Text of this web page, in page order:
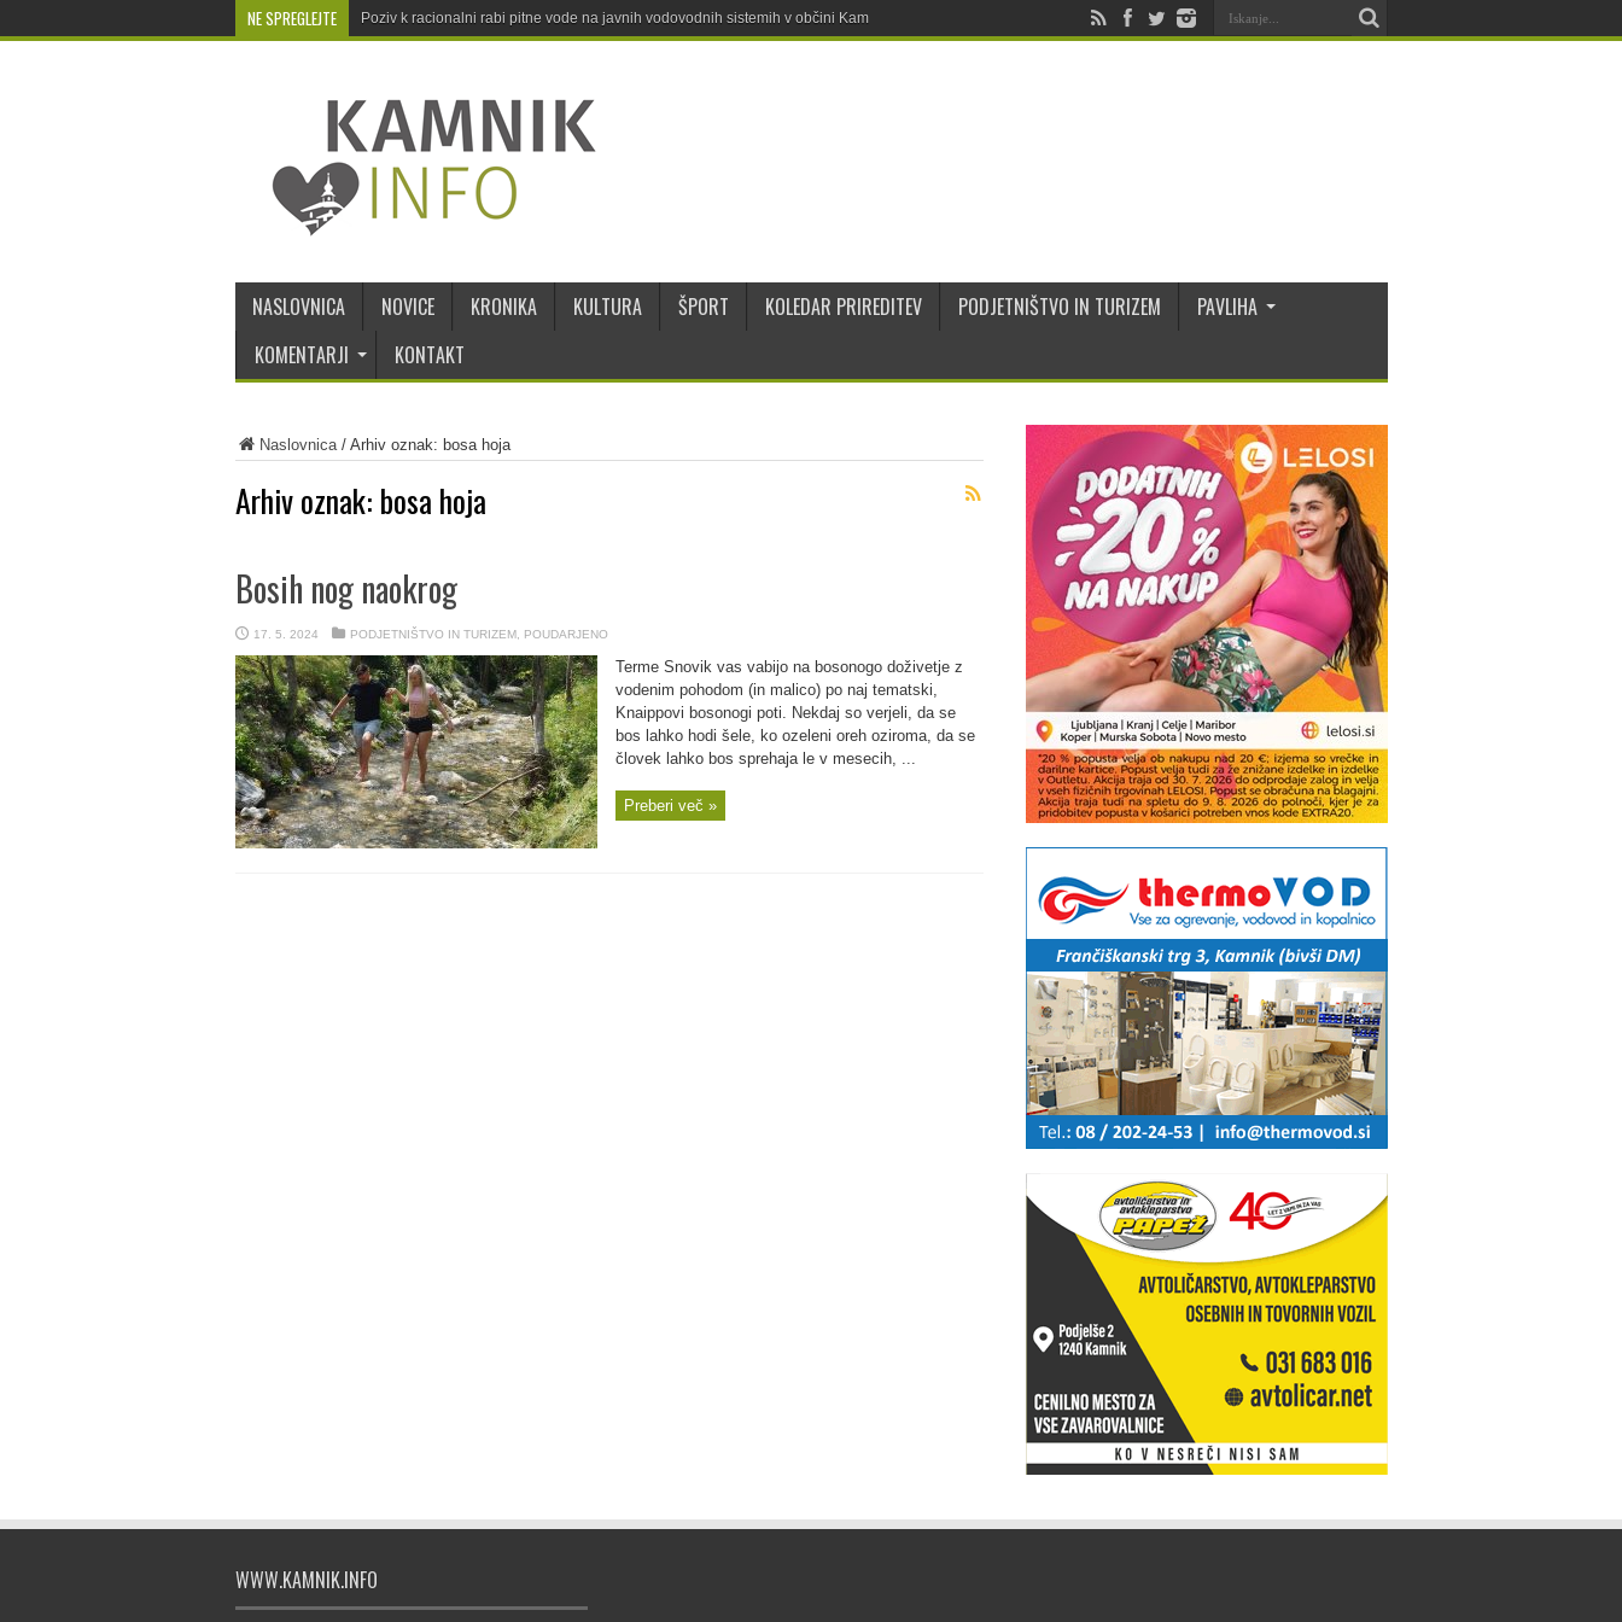
NE SPREGLEJTE Poziv k racionalni rabi pitne vode na javnih vodovodnih sistemih v občini Kamnik
NASLOVNICA NOVICE KRONIKA KULTURA ŠPORT KOLEDAR PRIREDITEV PODJETNIŠTVO IN TURIZEM
PAVLIHA
KOMENTARJI
KONTAKT
Naslovnica/ Arhiv oznak: bosa hoja
Arhiv oznak: bosa hoja
Bosih nog naokrog
17. 5. 2024 PODJETNIŠTVO IN TURIZEM, POUDARJENO
Terme Snovik vas vabijo na bosonogo doživetje z
vodenim pohodom (in malico) po naj tematski,
Knaippovi bosonogi poti. Nekdaj so verjeli, da se
bos lahko hodi šele, ko ozeleni oreh oziroma, da se
človek lahko bos sprehaja le v mesecih, ...
Preberi več »
WWW.KAMNIK.INFO